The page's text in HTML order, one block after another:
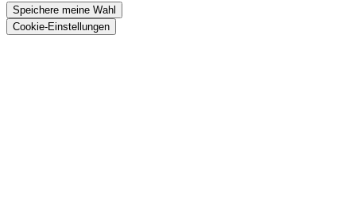
Speichere meine Wahl
Cookie-Einstellungen